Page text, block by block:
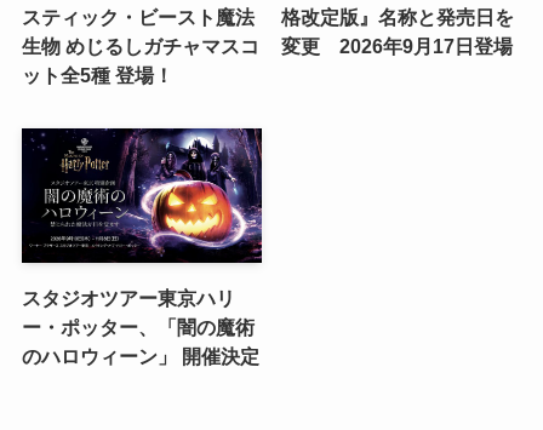
スティック・ビースト魔法
生物 めじるしガチャマスコ
ット全5種 登場！
格改定版』名称と発売日を
変更 2026年9月17日登場
スタジオツアー東京ハリ
ー・ポッター、「闇の魔術
のハロウィーン」 開催決定